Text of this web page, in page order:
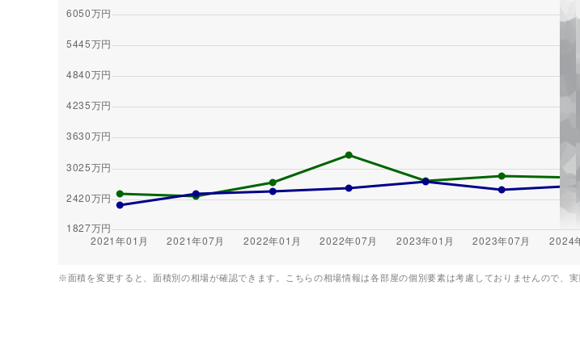
※面積を変更すると、面積別の相場が確認できます。こちらの相場情報は各部屋の個別要素は考慮しておりませんので、